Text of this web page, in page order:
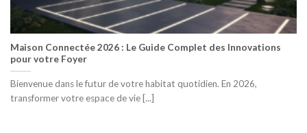
Maison Connectée 2026 : Le Guide Complet des Innovations
pour votre Foyer
Bienvenue dans le futur de votre habitat quotidien. En 2026,
transformer votre espace de vie [...]